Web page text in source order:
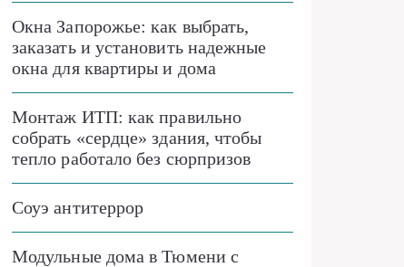
Окна Запорожье: как выбрать,
заказать и установить надежные
окна для квартиры и дома
Монтаж ИТП: как правильно
собрать «сердце» здания, чтобы
тепло работало без сюрпризов
Соуэ антитеррор
Модульные дома в Тюмени с